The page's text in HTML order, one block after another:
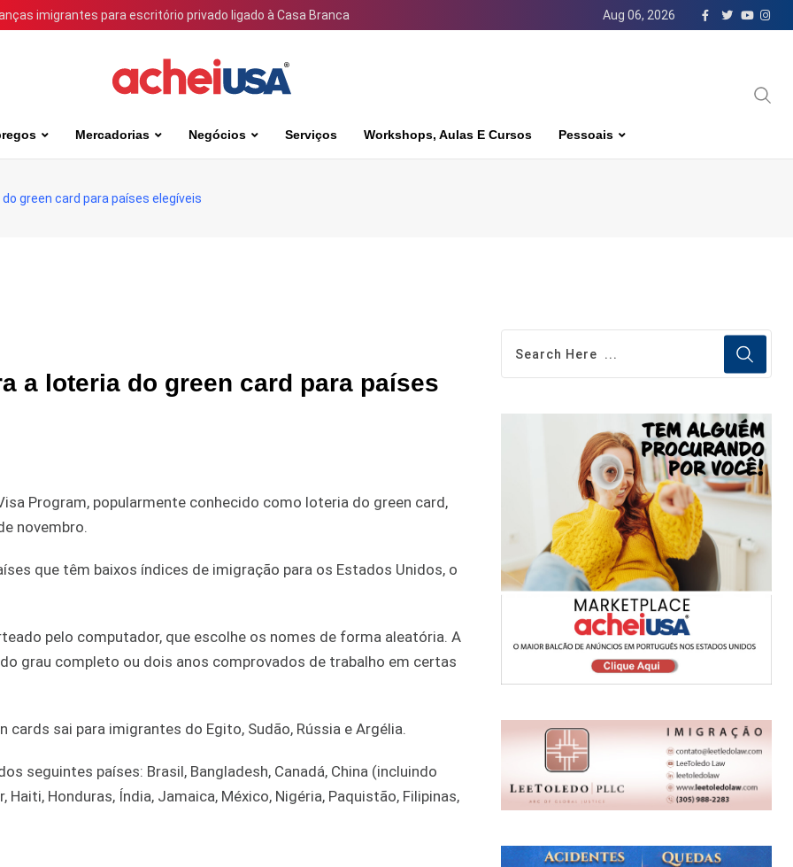
imigrantes para escritório privado ligado à Casa Branca Aug 06, 2026
Mercadorias Negócios Serviços Workshops, Aulas E Cursos Pessoais
green card para países elegíveis
a loteria do green card para países
Program, popularmente conhecido como loteria do green card,
novembro.
que têm baixos índices de imigração para os Estados Unidos, o
pelo computador, que escolhe os nomes de forma aleatória. A
grau completo ou dois anos comprovados de trabalho em certas
sai para imigrantes do Egito, Sudão, Rússia e Argélia.
seguintes países: Brasil, Bangladesh, Canadá, China (incluindo
Haiti, Honduras, Índia, Jamaica, México, Nigéria, Paquistão, Filipinas,